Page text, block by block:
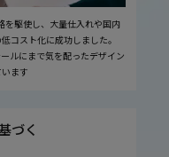
駆使し、大量仕入れや国内
コスト化に成功しました。
ルにまで気を配ったデザイン
ます
づく